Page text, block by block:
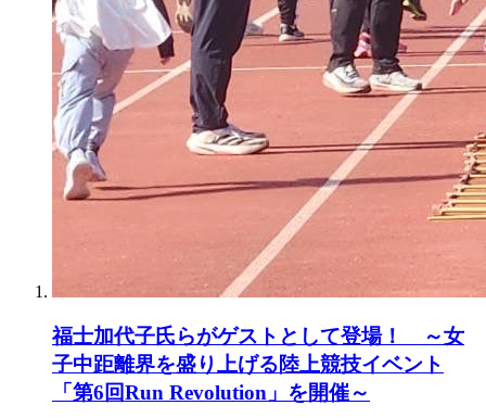
福士加代子氏らがゲストとして登場！ ～女
子中距離界を盛り上げる陸上競技イベント
「第6回Run Revolution」を開催～